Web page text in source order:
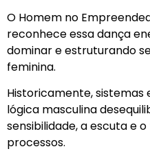
O Homem no
reconhece essa dança
dominar e estruturando
feminina.
Historicamente,
lógica masculina
sensibilidade, a escuta e
processos.